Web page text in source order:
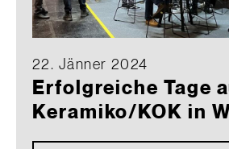
22. Jänner 2024
Erfolgreiche Tage
Keramiko/KOK in